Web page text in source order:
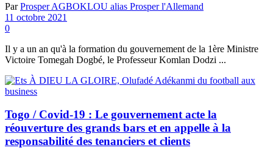
Par Prosper AGBOKLOU alias Prosper l'Allemand
11 octobre 2021
0
Il y a un an qu'à la formation du gouvernement de la 1ère Ministre
Victoire Tomegah Dogbé, le Professeur Komlan Dodzi ...
Togo / Covid-19 : Le gouvernement acte la
réouverture des grands bars et en appelle à la
responsabilité des tenanciers et clients